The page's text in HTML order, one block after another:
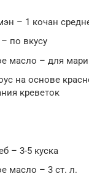
– 1 кочан
по вкусу
масло – для
на основе
креветок
– 3-5 куска
масло – 3 ст. л.